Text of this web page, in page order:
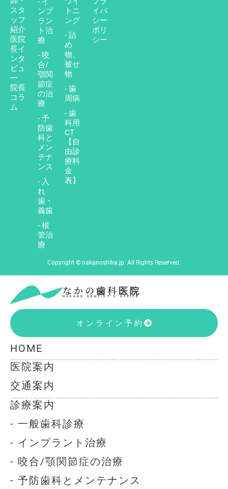
スタ
ッフ
紹介
医院
長イ
ンタ
ビュ
ー
院長
コラ
ム
ンプ
ラン
ト治
療
- 咬
合/
顎関
節症
の治
療
- 予
防歯
科と
メン
テナ
ンス
- 入
れ
歯・
義歯
- 根
管治
療
トニ
ング
- 詰
め
物、
被せ
物
- 歯
周病
- 歯
科用
CT
【自
由診
療料
金
表】
イバ
シー
ポリ
シー
Copyright © nakanoshika.jp. All Rights Reserved.
なかの歯科医院
NAKANO DENTIST’S OFFICE
オンライン予約
HOME
医院案内
交通案内
診療案内
- 一般歯科診療
- インプラント治療
- 咬合/顎関節症の治療
- 予防歯科とメンテナンス